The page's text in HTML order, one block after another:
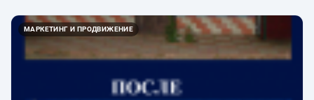
МАРКЕТИНГ И ПРОДВИЖЕНИЕ